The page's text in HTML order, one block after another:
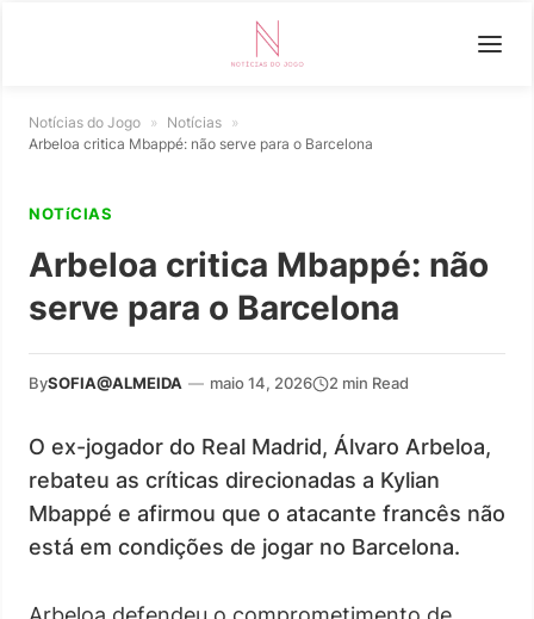
Notícias do Jogo » Notícias »
Arbeloa critica Mbappé: não serve para o Barcelona
NOTíCIAS
Arbeloa critica Mbappé: não
serve para o Barcelona
BySOFIA@ALMEIDA — maio 14, 2026 2 min Read
O ex-jogador do Real Madrid, Álvaro Arbeloa,
rebateu as críticas direcionadas a Kylian
Mbappé e afirmou que o atacante francês não
está em condições de jogar no Barcelona.